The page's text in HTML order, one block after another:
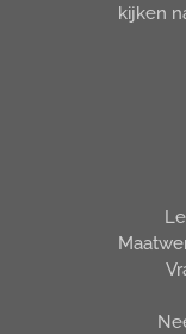
kijken